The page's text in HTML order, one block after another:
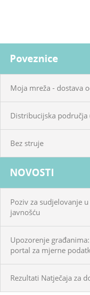
Poveznice
Moja mreža - dostava
Distribucijska područja
Bez struje
NOVOSTI
Poziv za sudjelovanje
javnošću
Upozorenje
portal za mjerne
Rezultati Natječaja za